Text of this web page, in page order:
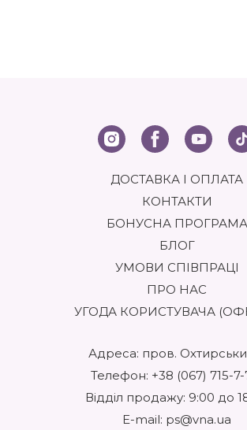
ДОСТАВКА І ОПЛАТА
КОНТАКТИ
БОНУСНА ПРОГРАМА
БЛОГ
УМОВИ СПІВПРАЦІ
ПРО НАС
УГОДА КОРИСТУВАЧА
Адреса: пров.
Телефон: +38 (067) 715-7-
Відділ продажу: 9:00 до
E-mail: ps@vna.ua